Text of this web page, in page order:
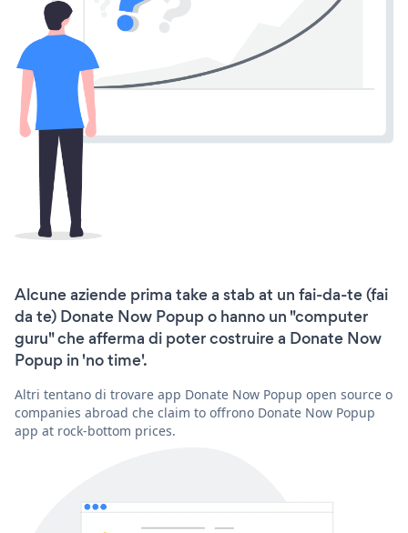
Alcune aziende prima take a stab at un fai-da-te (fai
da te) Donate Now Popup o hanno un "computer
guru" che afferma di poter costruire a Donate Now
Popup in 'no time'.
Altri tentano di trovare app Donate Now Popup open source o
companies abroad che claim to offrono Donate Now Popup
app at rock-bottom prices.